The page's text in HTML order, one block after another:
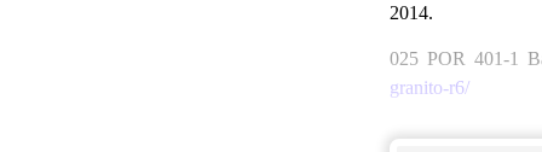
2014.
025 POR 401-1
granito-r6/